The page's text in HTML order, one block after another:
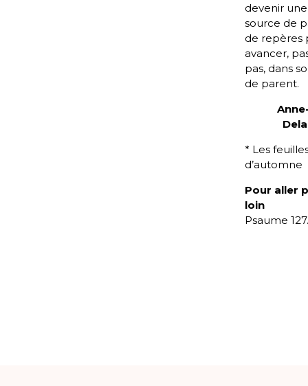
devenir une
source de
de repères
avancer,
pas, dans
de parent.
* Les
d’automne
Pour aller
loin
Psaume